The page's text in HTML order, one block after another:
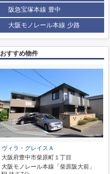
阪急宝塚本線 豊中
大阪モノレール本線 少路
おすすめ物件
ヴィラ・グレイスＡ
大阪府豊中市柴原町１丁目
大阪モノレール本線「柴原阪大前」